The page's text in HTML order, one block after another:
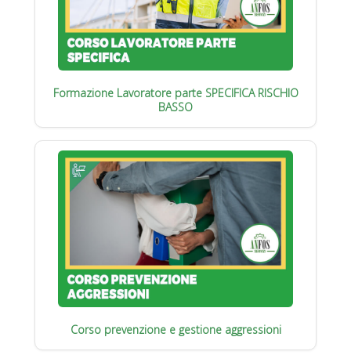
Formazione Lavoratore parte SPECIFICA RISCHIO
BASSO
Corso prevenzione e gestione aggressioni